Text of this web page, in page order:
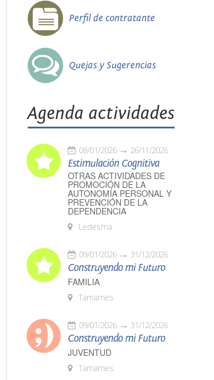
Perfil de contratante
Quejas y Sugerencias
Agenda actividades
08/01/2026 26/11/2026
Estimulación Cognitiva
OTRAS ACTIVIDADES DE
PROMOCIÓN DE LA
AUTONOMÍA PERSONAL Y
PREVENCIÓN DE LA
DEPENDENCIA
Ledesma
09/01/2026 31/12/2026
Construyendo mi Futuro
FAMILIA
Tamames
09/01/2026 31/12/2026
Construyendo mi Futuro
JUVENTUD
Tamames